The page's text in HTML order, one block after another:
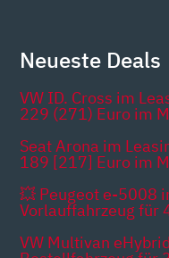
Neueste Deals
VW ID. Cross im
229 (271) Euro im
Seat Arona im
189 [217] Euro im
💥 Peugeot e-5008
Vorlauffahrzeug für
VW Multivan